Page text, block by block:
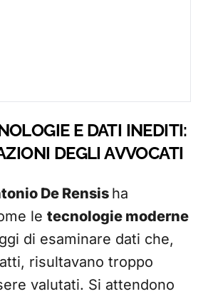
E DATI INEDITI:
DEGLI AVVOCATI
De Rensis ha
le tecnologie moderne
di esaminare dati che,
risultavano troppo
valutati. Si attendono